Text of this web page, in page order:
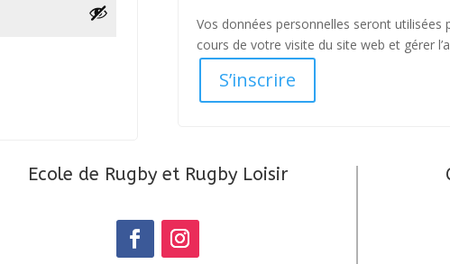
Vos données personnelles seront utilisées
cours de votre visite du site web et gérer
S’inscrire
Ecole de Rugby et Rugby Loisir